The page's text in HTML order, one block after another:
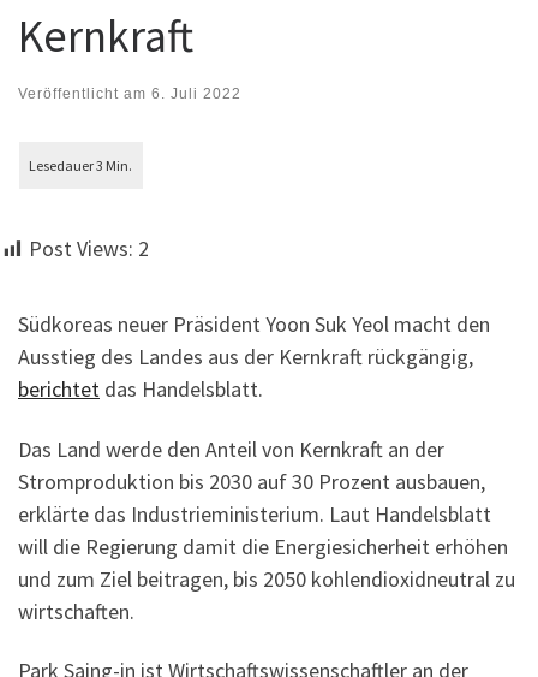
Kernkraft
Veröffentlicht am 6. Juli 2022
Post Views: 2
Südkoreas neuer Präsident Yoon Suk Yeol macht den
Ausstieg des Landes aus der Kernkraft rückgängig,
berichtet das Handelsblatt.
Das Land werde den Anteil von Kernkraft an der
Stromproduktion bis 2030 auf 30 Prozent ausbauen,
erklärte das Industrieministerium. Laut Handelsblatt
will die Regierung damit die Energiesicherheit erhöhen
und zum Ziel beitragen, bis 2050 kohlendioxidneutral zu
wirtschaften.
Park Saing-in ist Wirtschaftswissenschaftler an der